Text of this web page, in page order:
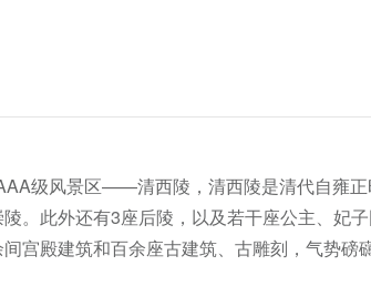
级风景区——清西陵，清西陵是清代自雍正
。此外还有3座后陵，以及若干座公主、妃
宫殿建筑和百余座古建筑、古雕刻，气势磅